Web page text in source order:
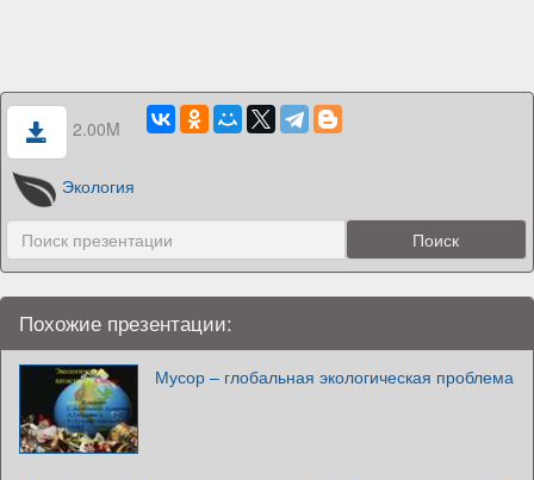
2.00M
Экология
Похожие презентации:
Мусор – глобальная экологическая проблема